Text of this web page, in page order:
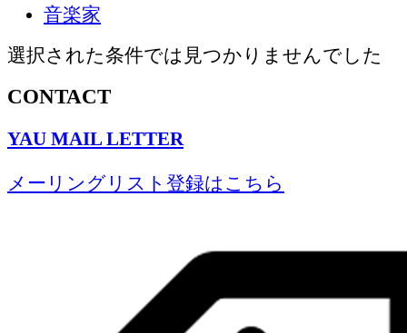
音楽家
選択された条件では見つかりませんでした
CONTACT
YAU MAIL LETTER
メーリングリスト登録はこちら